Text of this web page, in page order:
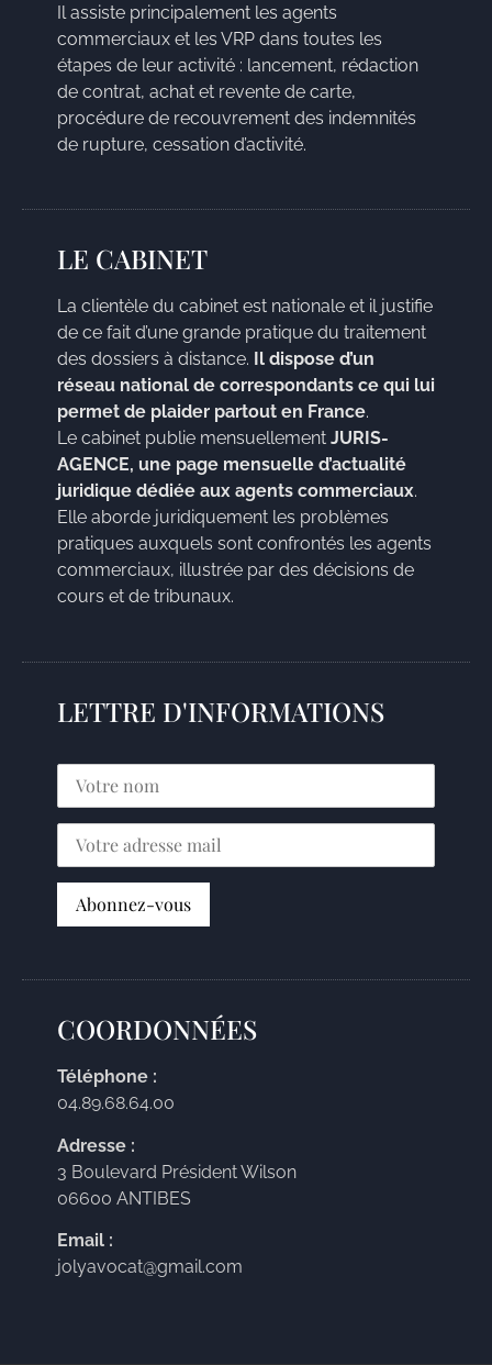
Il assiste principalement les agents
commerciaux et les VRP dans toutes les
étapes de leur activité : lancement, rédaction
de contrat, achat et revente de carte,
procédure de recouvrement des indemnités
de rupture, cessation d’activité.
LE CABINET
La clientèle du cabinet est nationale et il justifie
de ce fait d’une grande pratique du traitement
des dossiers à distance. Il dispose d’un
réseau national de correspondants ce qui lui
permet de plaider partout en France.
Le cabinet publie mensuellement JURIS-
AGENCE, une page mensuelle d’actualité
juridique dédiée aux agents commerciaux.
Elle aborde juridiquement les problèmes
pratiques auxquels sont confrontés les agents
commerciaux, illustrée par des décisions de
cours et de tribunaux.
LETTRE D'INFORMATIONS
COORDONNÉES
Téléphone :
04.89.68.64.00
Adresse :
3 Boulevard Président Wilson
06600 ANTIBES
Email :
jolyavocat@gmail.com